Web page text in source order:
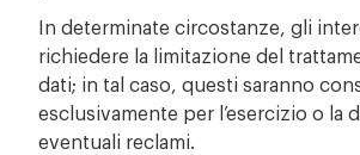
In determinate circostanze, gli
richiedere la limitazione del
dati; in tal caso, questi saranno
esclusivamente per l’esercizio o la
eventuali reclami.